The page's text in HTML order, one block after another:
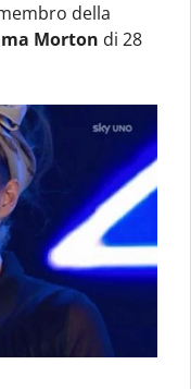
della
Morton di 28